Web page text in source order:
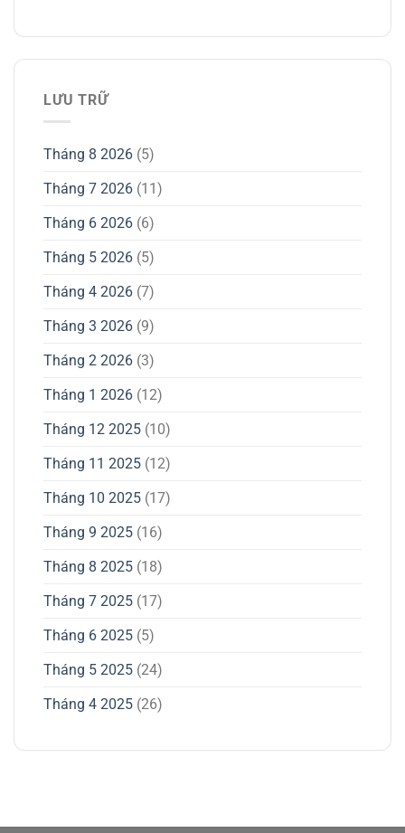
LƯU TRỮ
Tháng 8 2026 (5)
Tháng 7 2026 (11)
Tháng 6 2026 (6)
Tháng 5 2026 (5)
Tháng 4 2026 (7)
Tháng 3 2026 (9)
Tháng 2 2026 (3)
Tháng 1 2026 (12)
Tháng 12 2025 (10)
Tháng 11 2025 (12)
Tháng 10 2025 (17)
Tháng 9 2025 (16)
Tháng 8 2025 (18)
Tháng 7 2025 (17)
Tháng 6 2025 (5)
Tháng 5 2025 (24)
Tháng 4 2025 (26)